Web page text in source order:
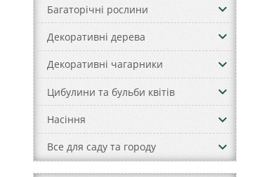
Багаторічні рослини keyboard_arrow_down
Декоративні дерева keyboard_arrow_down
Декоративні чагарники keyboard_arrow_down
Цибулини та бульби квітів keyboard_arrow_down
Насіння keyboard_arrow_down
Все для саду та городу keyboard_arrow_down